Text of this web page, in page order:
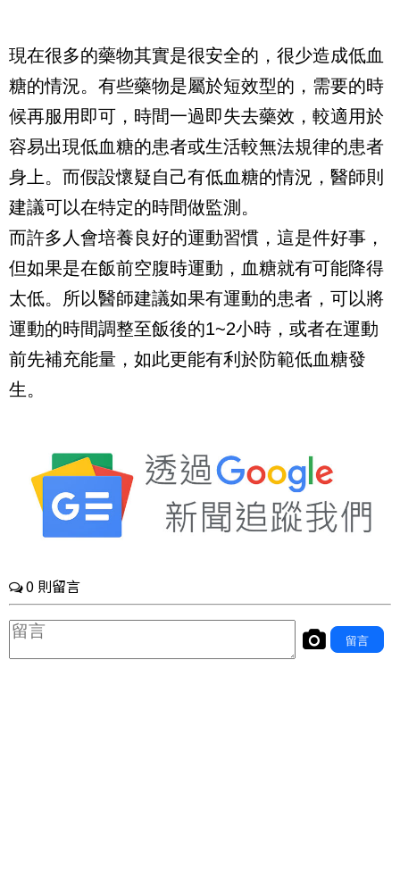
現在很多的藥物其實是很安全的，很少造成低血
糖的情況。有些藥物是屬於短效型的，需要的時
候再服用即可，時間一過即失去藥效，較適用於
容易出現低血糖的患者或生活較無法規律的患者
身上。而假設懷疑自己有低血糖的情況，醫師則
建議可以在特定的時間做監測。
而許多人會培養良好的運動習慣，這是件好事，
但如果是在飯前空腹時運動，血糖就有可能降得
太低。所以醫師建議如果有運動的患者，可以將
運動的時間調整至飯後的1~2小時，或者在運動
前先補充能量，如此更能有利於防範低血糖發
生。